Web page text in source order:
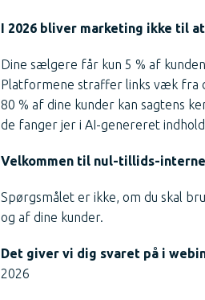
I 2026 bliver marketing ikke til
Dine sælgere får kun 5 % af
Platformene straffer links væk fra
80 % af dine kunder kan sagtens
de fanger jer i AI-genereret
Velkommen til nul-tillids-
Spørgsmålet er ikke, om du skal
og af dine kunder.
Det giver vi dig svaret på i
2026